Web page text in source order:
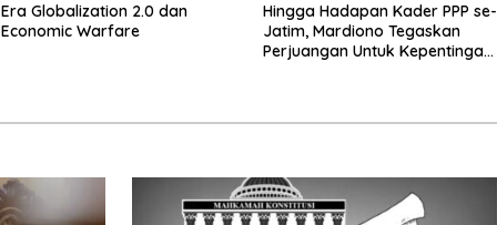
Era Globalization 2.0 dan
Economic Warfare
Hingga Hadapan Kader PPP se-
Jatim, Mardiono Tegaskan
Perjuangan Untuk Kepentingan